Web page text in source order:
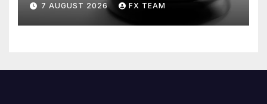
7 AUGUST 2026 FX TEAM